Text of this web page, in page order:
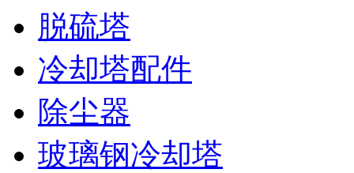
脱硫塔
冷却塔配件
除尘器
玻璃钢冷却塔